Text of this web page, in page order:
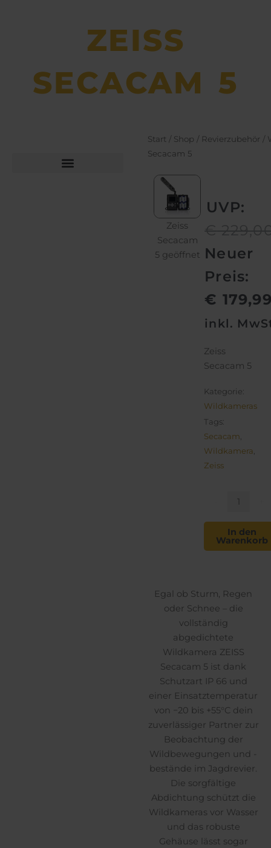
ZEISS
SECACAM 5
Start / Shop / Revierzubehör /
Secacam 5
Zeiss
Secacam
5 geöffnet
UVP:
war:
€
Neuer
Preis:
€
ist:
€
inkl.
Zeiss
Secacam 5
Kategorie:
Wildkameras
Tags:
Secacam
Wildkamera
Zeiss
Secacam
MengeIn den
Warenkorb
Egal ob Sturm, Regen
oder Schnee – die
vollständig
abgedichtete
Wildkamera ZEISS
Secacam 5 ist dank
Schutzart IP 66 und
einer Einsatztemperatur
von −20 bis +55°C dein
zuverlässiger Partner zur
Beobachtung der
Wildbewegungen und -
bestände im Jagdrevier.
Die sorgfältige
Abdichtung schützt die
Wildkameras vor Wasser
und das robuste
Gehäuse lässt sogar